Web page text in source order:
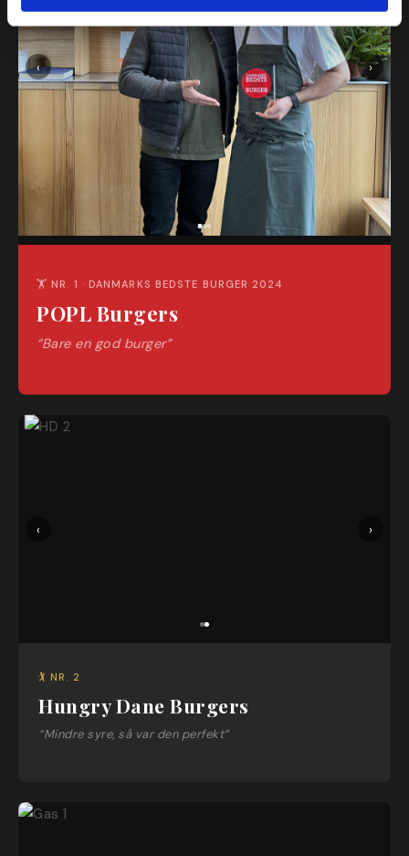
‹ ›
🏋 NR. 1 · DANMARKS BEDSTE BURGER 2024
POPL Burgers
“Bare en god burger”
‹ ›
🏌 NR. 2
Hungry Dane Burgers
“Mindre syre, så var den perfekt”